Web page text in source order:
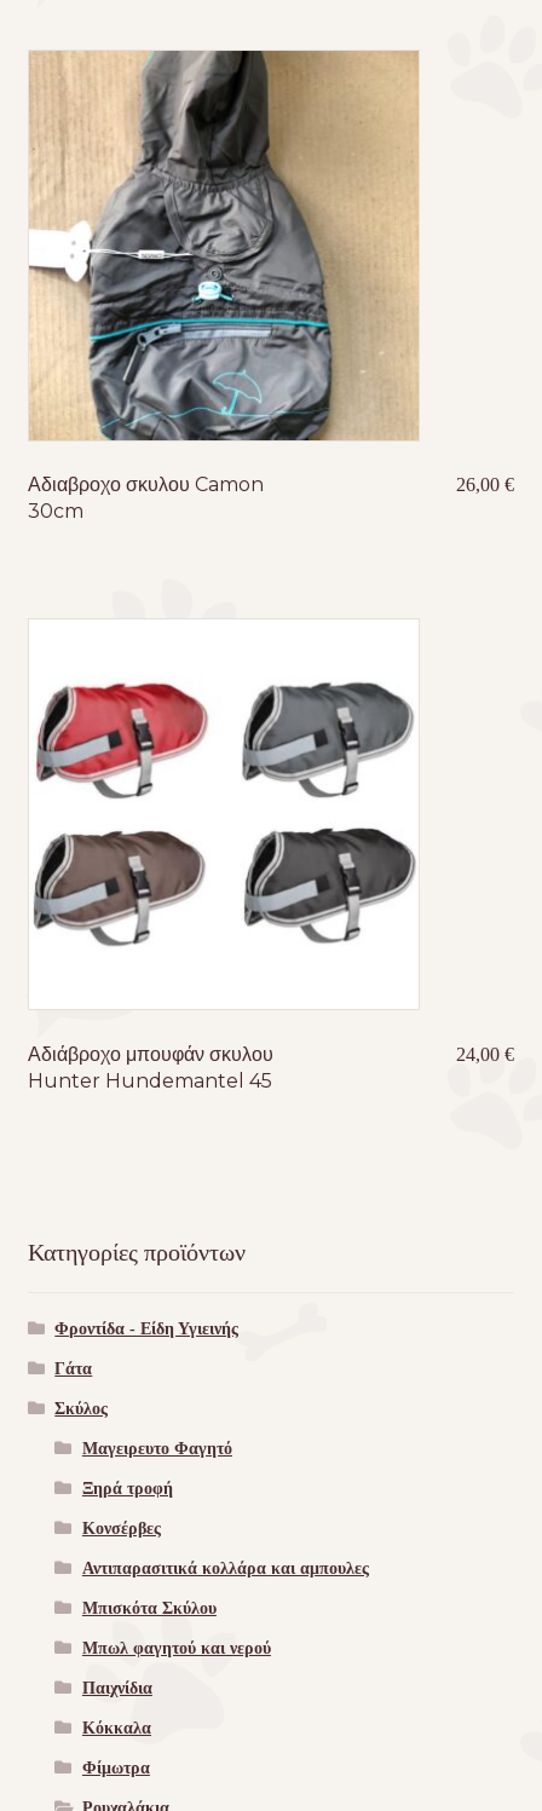
Αδιαβροχο σκυλου Camon
30cm
26,00€
Αδιάβροχο μπουφάν σκυλου
Hunter Hundemantel 45
24,00€
Κατηγορίες προϊόντων
Φροντίδα - Είδη Υγιεινής
Γάτα
Σκύλος
Μαγειρευτο Φαγητό
Ξηρά τροφή
Κονσέρβες
Αντιπαρασιτικά κολλάρα και αμπουλες
Μπισκότα Σκύλου
Μπωλ φαγητού και νερού
Παιχνίδια
Κόκκαλα
Φίμωτρα